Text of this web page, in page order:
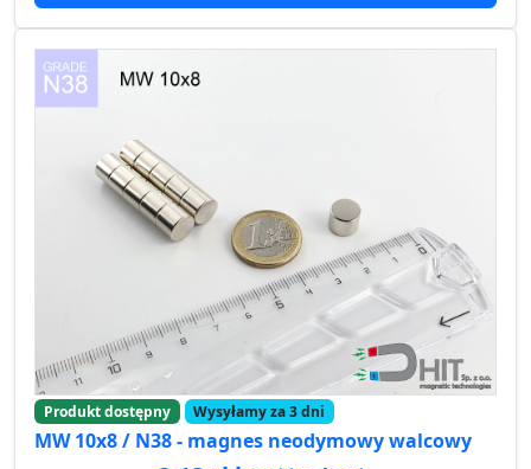
Produkt dostępny Wysyłamy za 3 dni
MW 10x8 / N38 - magnes neodymowy walcowy